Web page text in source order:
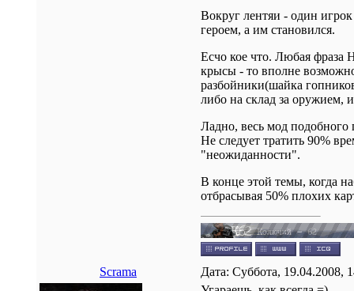
Вокруг лентяи - один
героем, а им становился.
Есчо кое что. Любая фраза
крысы - то вполне
разбойники(шайка
либо на склад за оружием,
Ладно, весь мод подобного
Не следует тратить 90%
"неожиданности".
В конце этой темы, когда
отбрасывая 50% плохих
Scrama Дата: Суббота, 19.04.2008,